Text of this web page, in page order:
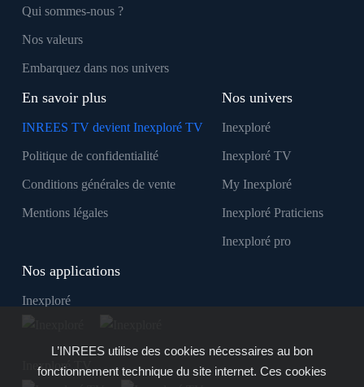
Qui sommes-nous ?
Nos valeurs
Embarquez dans nos univers
En savoir plus
INREES TV devient Inexploré TV
Politique de confidentialité
Conditions générales de vente
Mentions légales
Nos univers
Inexploré
Inexploré TV
My Inexploré
Inexploré Praticiens
Inexploré pro
Nos applications
Inexploré
Inexploré TV
L’INREES utilise des cookies nécessaires au bon
fonctionnement technique du site internet. Ces cookies